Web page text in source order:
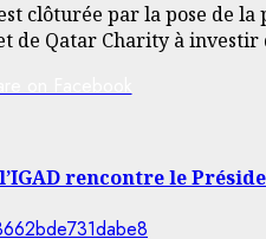
clôturée par la pose de
de Qatar Charity à
on Facebook
rencontre le